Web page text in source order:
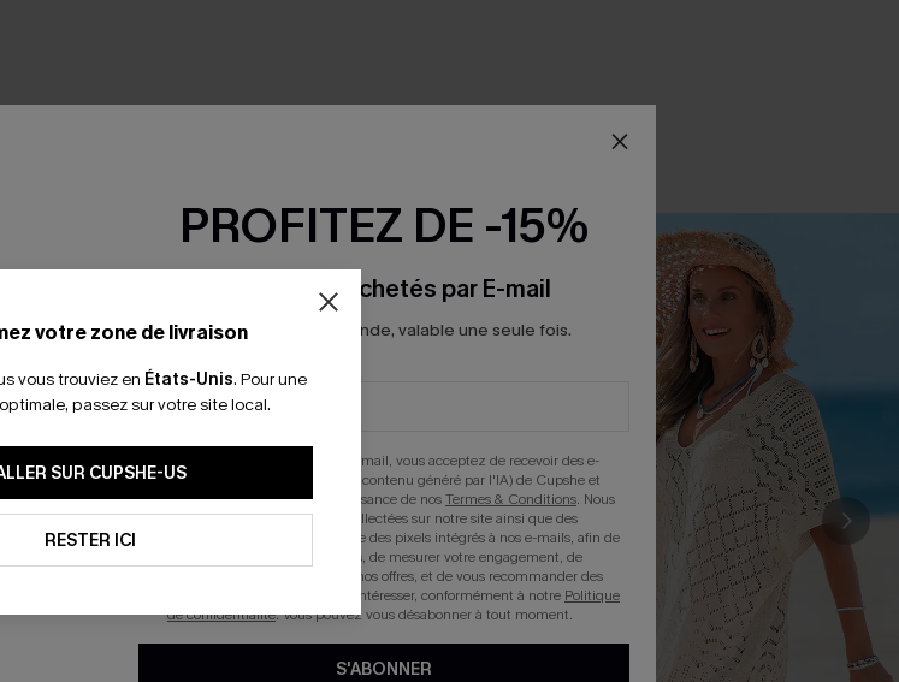
votre zone de livraison
vous trouviez en États-Unis. Pour une
passez sur votre site local.
SUR CUPSHE-US
RESTER ICI
PROFITEZ DE -15%
-15% dès 2 Achetés par E-mail
*Un code par commande, valable une seule fois.
En soumettant votre adresse e-mail, vous acceptez de recevoir des e-
mails marketing (y compris du contenu généré par l'IA) de Cupshe et
reconnaissez avoir pris connaissance de nosTermes & Conditions. Nous
pouvons utiliser les données collectées sur notre site ainsi que des
technologies de suivi, telles que des pixels intégrés à nos e-mails, afin de
savoir si ceux-ci ont été ouverts, de mesurer votre engagement, de
personnaliser nos contenus et nos offres, et de vous recommander des
produits susceptibles de vous intéresser, conformément à notre Politique
de confidentialité. Vous pouvez vous désabonner à tout moment.
S'ABONNER